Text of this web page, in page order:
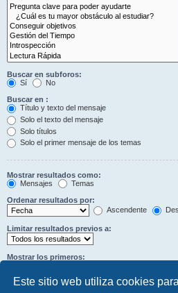
Este sitio web utiliza cookies
Buscar en subforos:
Sí
No
Buscar en :
Título y texto del mensaje
Solo el texto del mensaje
Solo títulos
Solo el primer mensaje de los temas
Mostrar resultados como:
Mensajes
Temas
Ordenar resultados por:
Ascendente
Limitar resultados previos a:
Mostrar los primeros: